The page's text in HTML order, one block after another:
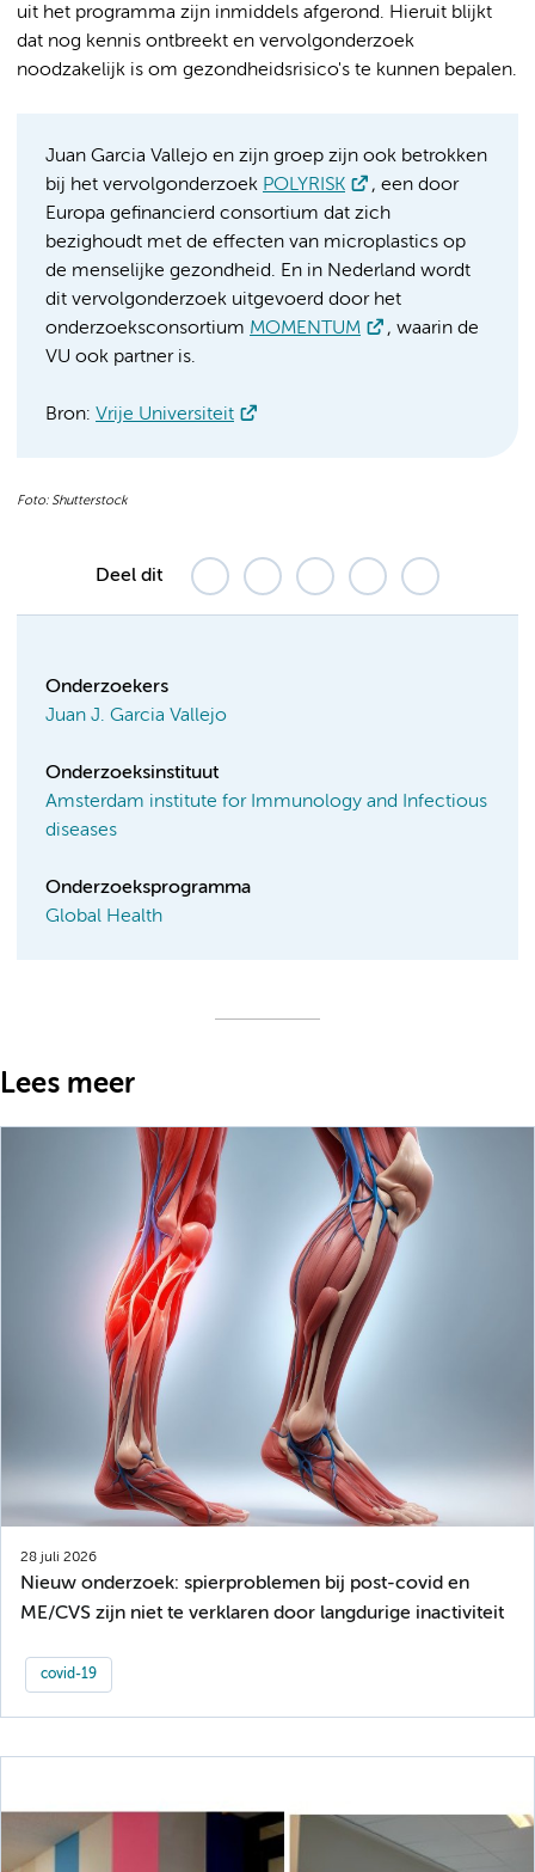
uit het programma zijn inmiddels afgerond. Hieruit blijkt
dat nog kennis ontbreekt en vervolgonderzoek
noodzakelijk is om gezondheidsrisico's te kunnen bepalen.
Juan Garcia Vallejo en zijn groep zijn ook betrokken
bij het vervolgonderzoek POLYRISK
, een door
Europa gefinancierd consortium dat zich
bezighoudt met de effecten van microplastics op
de menselijke gezondheid. En in Nederland wordt
dit vervolgonderzoek uitgevoerd door het
onderzoeksconsortium MOMENTUM
, waarin de
VU ook partner is.
Bron: Vrije Universiteit
Foto: Shutterstock
Deel dit
Onderzoekers
Juan J. Garcia Vallejo
Onderzoeksinstituut
Amsterdam institute for Immunology and Infectious
diseases
Onderzoeksprogramma
Global Health
Lees meer
28 juli 2026
Nieuw onderzoek: spierproblemen bij post-covid en
ME/CVS zijn niet te verklaren door langdurige inactiviteit
covid-19